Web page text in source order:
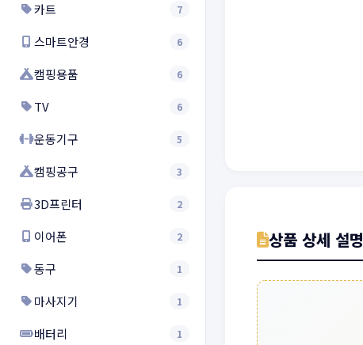
카트 7
스마트안경 6
캠핑용품 6
TV 6
운동기구 5
캠핑공구 3
3D프린터 2
이어폰 2
동구 1
마사지기 1
배터리 1
상품 상세 설명